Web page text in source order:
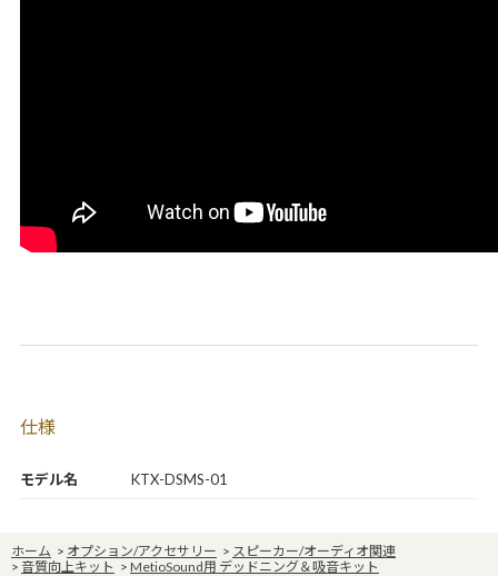
モデル名 KTX-DSMS-01
仕様
ホーム > オプション/アクセサリー > スピーカー/オーディオ関連
> 音質向上キット > MetioSound用 デッドニング＆吸音キット